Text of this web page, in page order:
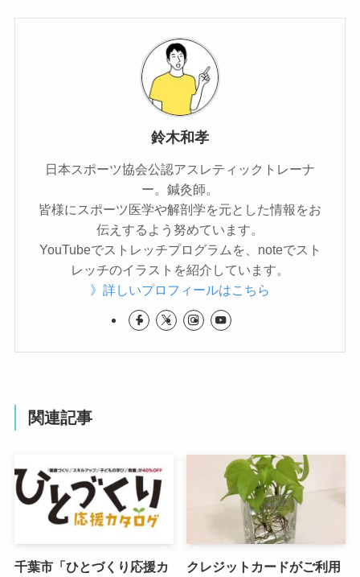
鈴木和孝
日本スポーツ協会公認アスレティックトレーナ
ー。鍼灸師。
皆様にスポーツ医学や解剖学を元とした情報をお
伝えするよう努めています。
YouTubeでストレッチプログラムを、noteでスト
レッチのイラストを紹介しています。
》詳しいプロフィールはこちら
関連記事
千葉市「ひとづくり応援カ クレジットカードがご利用